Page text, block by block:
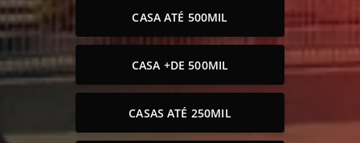
CASA ATÉ 500MIL
CASA +DE 500MIL
CASAS ATÉ 250MIL